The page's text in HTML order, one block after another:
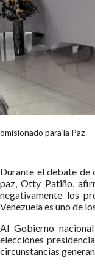
para la Paz
Durante el debate de
paz, Otty Patiño,
negativamente los
Venezuela es uno de
Al Gobierno
elecciones
circunstancias